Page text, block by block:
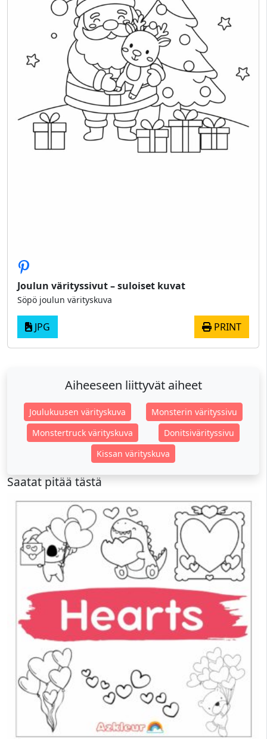
Joulun värityssivut – suloiset kuvat
Söpö joulun värityskuva
JPG PRINT
Aiheeseen liittyvät aiheet
Joulukuusen värityskuva
Monsterin värityssivu
Monstertruck värityskuva
Donitsivärityssivu
Kissan värityskuva
Saatat pitää tästä